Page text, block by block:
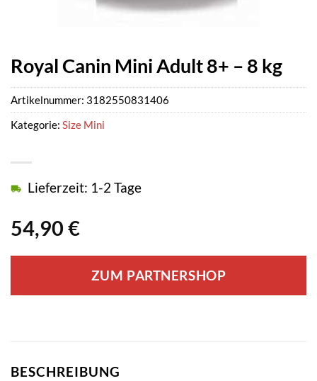
Royal Canin Mini Adult 8+ – 8 kg
54,90 €
Lieferzeit: 1-2 Tage
ZUM PARTNERSHOP
Artikelnummer: 3182550831406
Kategorie: Size Mini
BESCHREIBUNG